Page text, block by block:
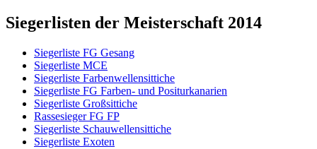
Siegerlisten der Meisterschaft 2014
Siegerliste FG Gesang
Siegerliste MCE
Siegerliste Farbenwellensittiche
Siegerliste FG Farben- und Positurkanarien
Siegerliste Großsittiche
Rassesieger FG FP
Siegerliste Schauwellensittiche
Siegerliste Exoten